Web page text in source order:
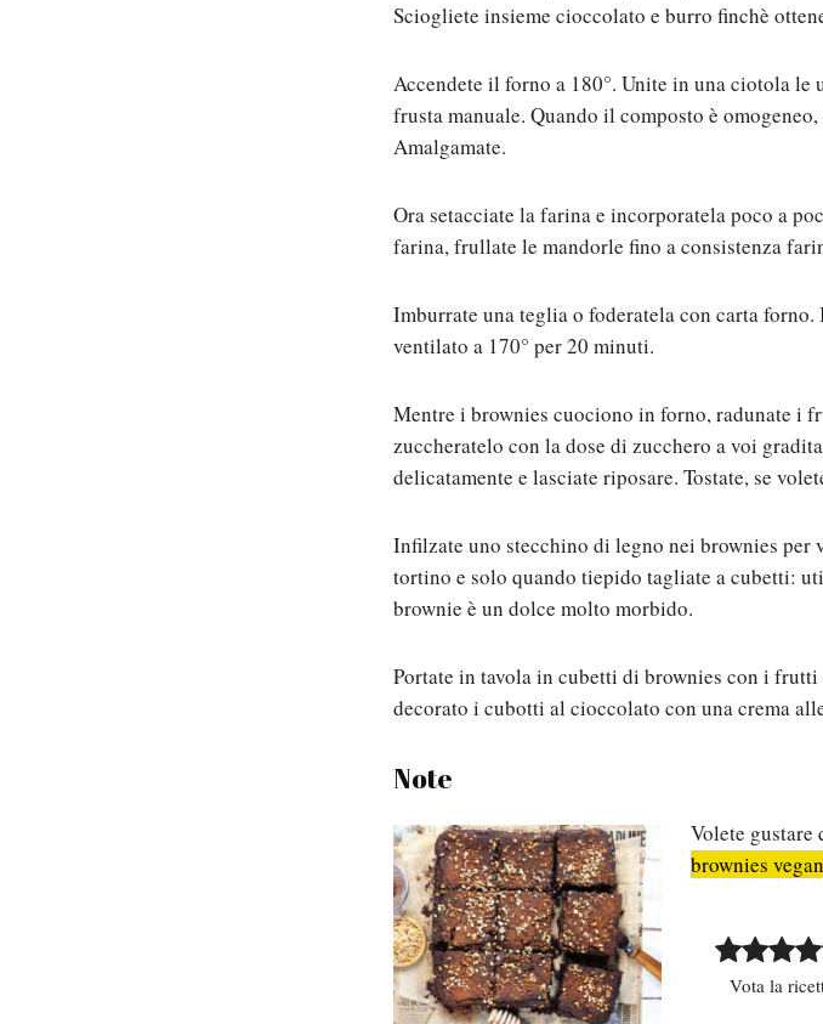
Sciogliete insieme cioccolato e burro finchè
Accendete il forno a 180°. Unite in una ciotola le
frusta manuale. Quando il composto è
Amalgamate.
Ora setacciate la farina e incorporatela poco a
farina, frullate le mandorle fino a consistenza
Imburrate una teglia o foderatela con carta
ventilato a 170° per 20 minuti.
Mentre i brownies cuociono in forno, radunate i
zuccheratelo con la dose di zucchero a voi
delicatamente e lasciate riposare. Tostate, se
Infilzate uno stecchino di legno nei brownies
tortino e solo quando tiepido tagliate a cubetti:
brownie è un dolce molto morbido.
Portate in tavola in cubetti di brownies con i
decorato i cubotti al cioccolato con una crema
Note
Volete gustare
brownies
Vota la